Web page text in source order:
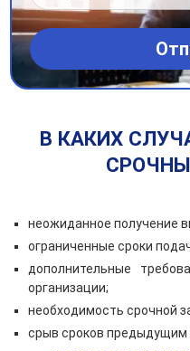
В КАКИХ
неожиданное получение
ограниченные сроки
дополнительные
организации;
необходимость срочной
срыв сроков предыдущим